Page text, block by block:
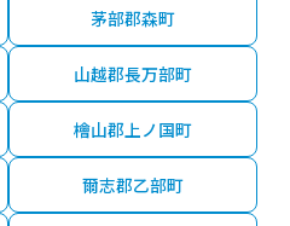
茅部郡森町
山越郡長万部町
檜山郡上ノ国町
爾志郡乙部町